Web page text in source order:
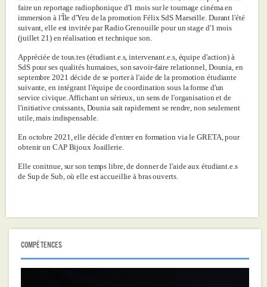
faire un reportage radiophonique d'1 mois sur le tournage cinéma en
immersion à l'Île d'Yeu de la promotion Félix SdS Marseille. Durant l'été
suivant, elle est invitée par Radio Grenouille pour un stage d'1 mois
(juillet 21) en réalisation et technique son.
Appréciée de tous.tes (étudiant.e.s, intervenant.e.s, équipe d'action) à
SdS pour ses qualités humaines, son savoir-faire relationnel, Dounia, en
septembre 2021 décide de se porter à l'aide de la promotion étudiante
suivante, en intégrant l'équipe de coordination sous la forme d'un
service civique. Affichant un sérieux, un sens de l'organisation et de
l'initiative croissants, Dounia sait rapidement se rendre, non seulement
utile, mais indispensable.
En octobre 2021, elle décide d'entrer en formation via le GRETA, pour
obtenir un CAP Bijoux Joaillerie.
Elle conitnue, sur son temps libre, de donner de l'aide aux étudiant.e.s
de Sup de Sub, où elle est accueillie à bras ouverts.
COMPÉTENCES